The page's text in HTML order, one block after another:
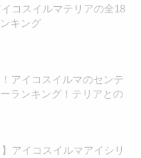
イコスイルマテリアの全18
キング
アイコスイルマのセンテ
ランキング！テリアとの
】アイコスイルマアイシリ